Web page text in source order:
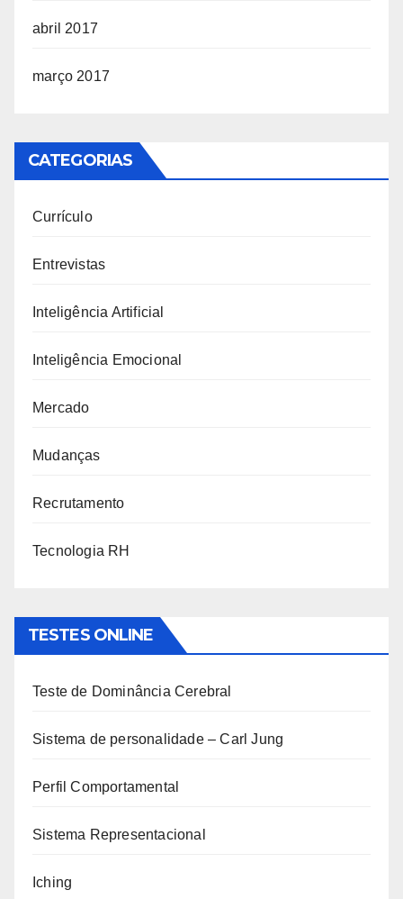
abril 2017
março 2017
CATEGORIAS
Currículo
Entrevistas
Inteligência Artificial
Inteligência Emocional
Mercado
Mudanças
Recrutamento
Tecnologia RH
TESTES ONLINE
Teste de Dominância Cerebral
Sistema de personalidade – Carl Jung
Perfil Comportamental
Sistema Representacional
Iching